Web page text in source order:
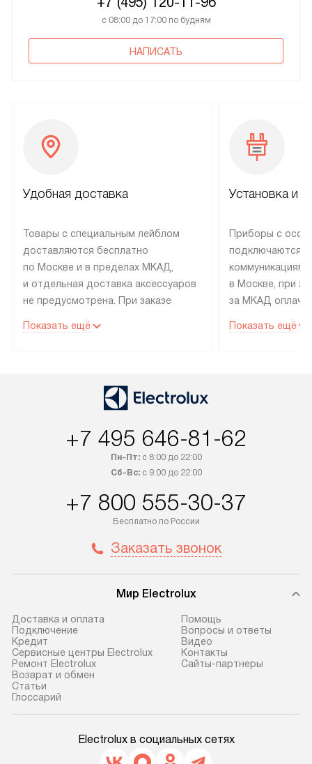
с 08:00 до 17:00 по будням
НАПИСАТЬ
Удобная доставка
Товары с специальным лейблом
доставляются бесплатно
по Москве и в пределах МКАД,
и отдельная доставка аксессуаров
не предусмотрена. При заказе
рекомендуем обсудить
со статусом «В наличии» могут
быть отправлены покупателю
интересен товар «Под заказ»,
приобретения с менеджером сайта.
доставляются бесплатно
по Москве в пределах МКАД,
не предусмотрена. После 100%
до представительства
транспортной компании в г. Москва.
Пожалуйста, уточняйте условия
доставки у менеджера при
оформлении заказа.
В оговоренный день служба
доставки доставит упакованный
Если необходимо переместить
Показать ещё
Установка и
Приборы с
подключаются к
коммуникациям
в Москве, при
за МКАД
партнера
по монтажу
материалы.
предполагают,
установленной
включает в
Показать ещё
+7 495 646-81-62
Пн-Пт:с 8:00 до 22:00
Сб-Вс:с 9:00 до 22:00
+7 800 555-30-37
Бесплатно по России
Заказать звонок
Мир Electrolux
Доставка и оплата
Подключение
Кредит
Сервисные центры Electrolux
Ремонт Electrolux
Возврат и обмен
Cтатьи
Глоссарий
Помощь
Вопросы и ответы
Видео
Контакты
Сайты-партнеры
Electrolux в социальных сетях